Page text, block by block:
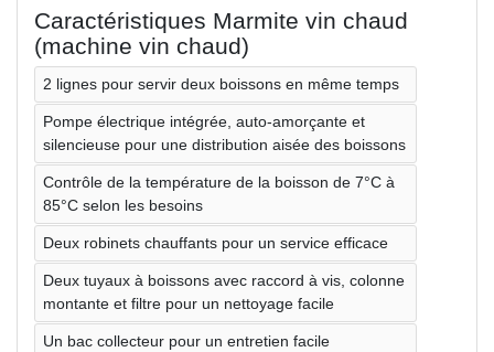
Caractéristiques Marmite vin chaud
(machine vin chaud)
2 lignes pour servir deux boissons en même temps
Pompe électrique intégrée, auto-amorçante et
silencieuse pour une distribution aisée des boissons
Contrôle de la température de la boisson de 7°C à
85°C selon les besoins
Deux robinets chauffants pour un service efficace
Deux tuyaux à boissons avec raccord à vis, colonne
montante et filtre pour un nettoyage facile
Un bac collecteur pour un entretien facile